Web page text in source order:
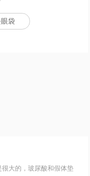
袋
大的，玻尿酸和假体垫